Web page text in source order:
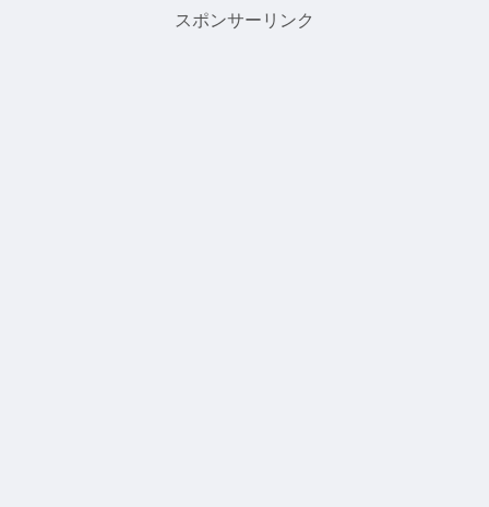
方、冬〜来夏の海外旅行を計画
リのケア」に効きすぎると話題
スポンサーリンク